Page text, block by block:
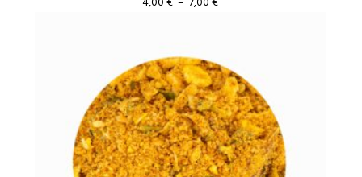
4,00 €
à
7,00 €